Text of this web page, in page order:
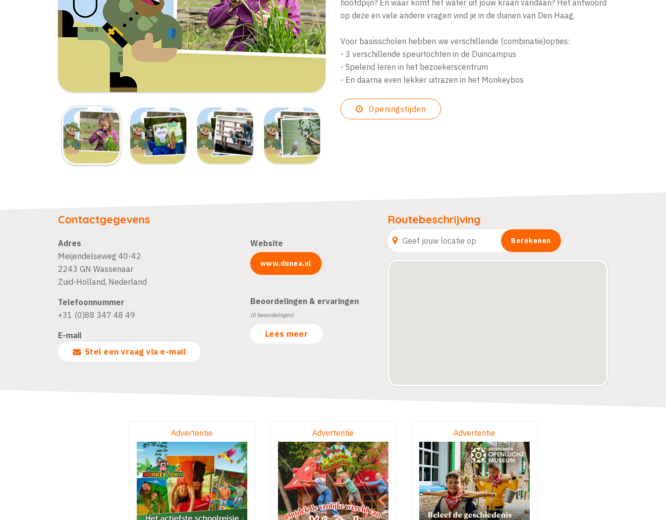
hoofdpijn? En waar komt het water uit jouw kraan vandaan? Het antwoord
op deze en vele andere vragen vind je in de duinen van Den Haag.
Voor basisscholen hebben we verschillende (combinatie)opties:
- 3 verschillende speurtochten in de Duincampus
- Spelend leren in het bezoekerscentrum
- En daarna even lekker uitrazen in het Monkeybos
Openingstijden
Contactgegevens
Adres
Meijendelseweg 40-42
2243 GN Wassenaar
Zuid-Holland, Nederland
Telefoonnummer
+31 (0)88 347 48 49
E-mail
Stel een vraag via e-mail
Website
www.dunea.nl
Beoordelingen & ervaringen
(0 beoordelingen)
Lees meer
Routebeschrijving
Advertentie Advertentie Advertentie